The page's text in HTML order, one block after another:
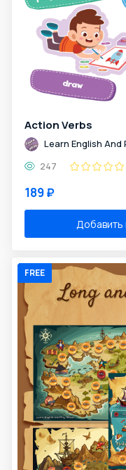
Action Verbs
Learn English And
247
189 ₽
Добавить
FREE